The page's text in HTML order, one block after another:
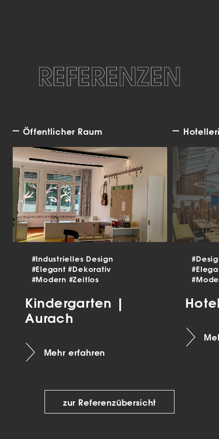
REFERENZEN
Öffentlicher Raum
#Industrielles Design
#Elegant#Dekorativ
#Modern #Zeitlos
Kindergarten |
Aurach
Mehr erfahren
zur Referenzübersicht